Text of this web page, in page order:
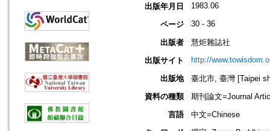
出版年月日 1983.06
ページ 30 - 36
出版者
慧炬雜誌社
出版サイト
http://
出版地
臺北市, 臺灣 [Taipei
資料の種類
期刊論文=Journal
言語
中文=Chinese